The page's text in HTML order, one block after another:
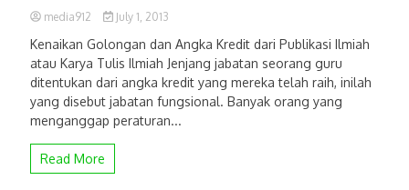
media912 July 1, 2013
Kenaikan Golongan dan Angka Kredit dari Publikasi Ilmiah
atau Karya Tulis Ilmiah Jenjang jabatan seorang guru
ditentukan dari angka kredit yang mereka telah raih, inilah
yang disebut jabatan fungsional. Banyak orang yang
menganggap peraturan...
Read More